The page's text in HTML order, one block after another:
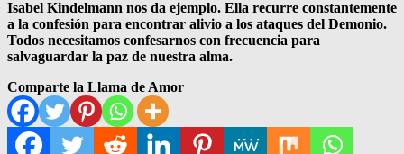
Isabel Kindelmann nos da ejemplo. Ella recurre constantemente
a la confesión para encontrar alivio a los ataques del Demonio.
Todos necesitamos confesarnos con frecuencia para
salvaguardar la paz de nuestra alma.
Comparte la Llama de Amor